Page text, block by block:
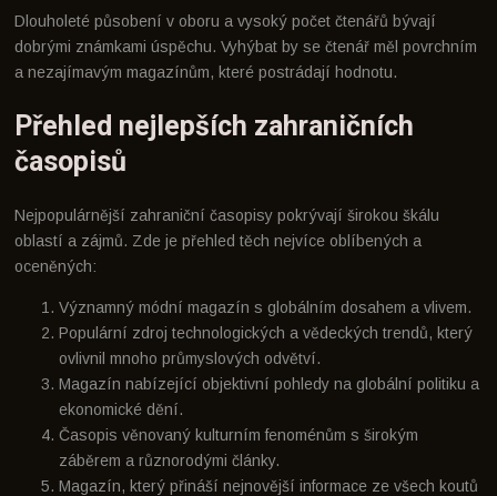
Dlouholeté působení v oboru a vysoký počet čtenářů bývají
dobrými známkami úspěchu. Vyhýbat by se čtenář měl povrchním
a nezajímavým magazínům, které postrádají hodnotu.
Přehled nejlepších zahraničních
časopisů
Nejpopulárnější zahraniční časopisy pokrývají širokou škálu
oblastí a zájmů. Zde je přehled těch nejvíce oblíbených a
oceněných:
Významný módní magazín s globálním dosahem a vlivem.
Populární zdroj technologických a vědeckých trendů, který
ovlivnil mnoho průmyslových odvětví.
Magazín nabízející objektivní pohledy na globální politiku a
ekonomické dění.
Časopis věnovaný kulturním fenoménům s širokým
záběrem a různorodými články.
Magazín, který přináší nejnovější informace ze všech koutů